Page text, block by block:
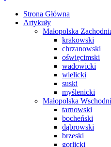
Strona Główna
Artykuły
Małopolska
krakowski
chrzanowski
oświęcimski
wadowicki
wielicki
suski
myślenicki
Małopolska
tarnowski
bocheński
dąbrowski
brzeski
gorlicki